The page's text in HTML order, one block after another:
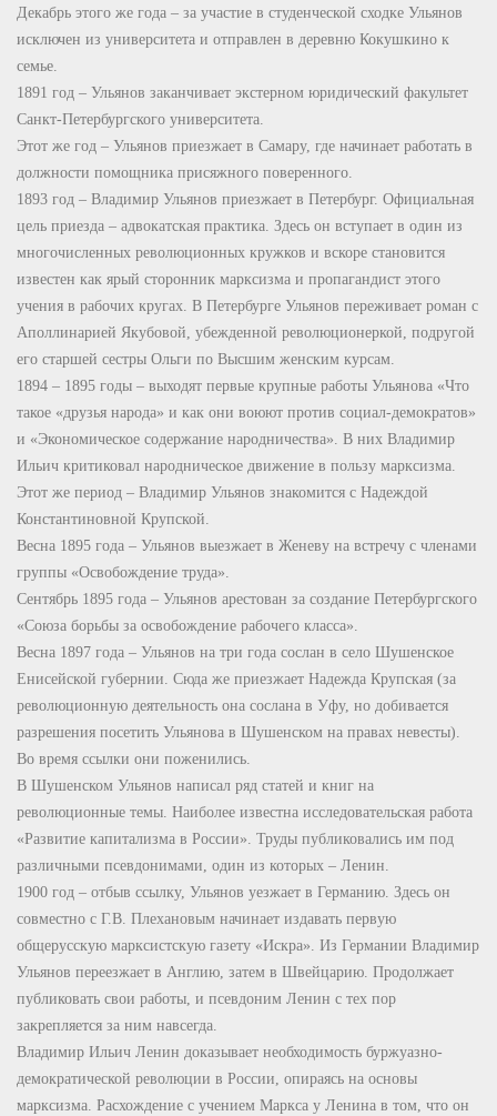
Декабрь этого же года – за участие в студенческой сходке Ульянов
исключен из университета и отправлен в деревню Кокушкино к
семье.
1891 год – Ульянов заканчивает экстерном юридический факультет
Санкт-Петербургского университета.
Этот же год – Ульянов приезжает в Самару, где начинает работать в
должности помощника присяжного поверенного.
1893 год – Владимир Ульянов приезжает в Петербург. Официальная
цель приезда – адвокатская практика. Здесь он вступает в один из
многочисленных революционных кружков и вскоре становится
известен как ярый сторонник марксизма и пропагандист этого
учения в рабочих кругах. В Петербурге Ульянов переживает роман с
Аполлинарией Якубовой, убежденной революционеркой, подругой
его старшей сестры Ольги по Высшим женским курсам.
1894 – 1895 годы – выходят первые крупные работы Ульянова «Что
такое «друзья народа» и как они воюют против социал-демократов»
и «Экономическое содержание народничества». В них Владимир
Ильич критиковал народническое движение в пользу марксизма.
Этот же период – Владимир Ульянов знакомится с Надеждой
Константиновной Крупской.
Весна 1895 года – Ульянов выезжает в Женеву на встречу с членами
группы «Освобождение труда».
Сентябрь 1895 года – Ульянов арестован за создание Петербургского
«Союза борьбы за освобождение рабочего класса».
Весна 1897 года – Ульянов на три года сослан в село Шушенское
Енисейской губернии. Сюда же приезжает Надежда Крупская (за
революционную деятельность она сослана в Уфу, но добивается
разрешения посетить Ульянова в Шушенском на правах невесты).
Во время ссылки они поженились.
В Шушенском Ульянов написал ряд статей и книг на
революционные темы. Наиболее известна исследовательская работа
«Развитие капитализма в России». Труды публиковались им под
различными псевдонимами, один из которых – Ленин.
1900 год – отбыв ссылку, Ульянов уезжает в Германию. Здесь он
совместно с Г.В. Плехановым начинает издавать первую
общерусскую марксистскую газету «Искра». Из Германии Владимир
Ульянов переезжает в Англию, затем в Швейцарию. Продолжает
публиковать свои работы, и псевдоним Ленин с тех пор
закрепляется за ним навсегда.
Владимир Ильич Ленин доказывает необходимость буржуазно-
демократической революции в России, опираясь на основы
марксизма. Расхождение с учением Маркса у Ленина в том, что он